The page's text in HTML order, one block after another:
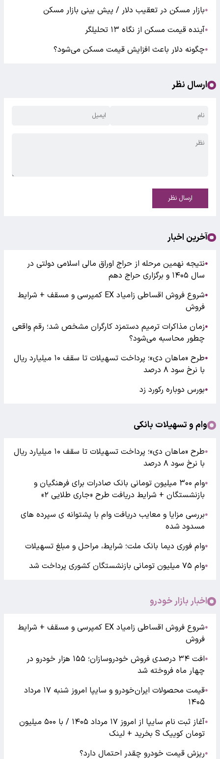
●بازار مسکن در تعقیب دلار / پیش بینی بازار مسکن
●آینده قیمت مسکن از نگاه ۱۳ تحلیلگر
●چگونه دلار باعث افزایش قیمت مسکن می‌شود؟
ارسال نظر
ارسال نظر
آخرین اخبار
●نتیجه نهمین مرحله از حراج اوراق مالی اسلامی دولتی در
سال ۱۴۰۵ و برگزاری حراج دهم
●
شروع فروش اقساطی زامیاد EX کمپرسی و مسقف + شرایط
فروش
●زمان مذاکرات ترمیم دستمزد کارگران مشخص شد؛ رقم واقعی
چطور محاسبه می‌شود؟
●
طرح «ماهان دی»؛ پرداخت تسهیلات تا سقف ۱۰ میلیارد ریال
با نرخ سود ۸ درصد
●بورس دوباره رکورد زد
وام و تسهیلات بانکی
●
طرح «ماهان دی»؛ پرداخت تسهیلات تا سقف ۱۰ میلیارد ریال
با نرخ سود ۸ درصد
●
وام ۳۰۰ میلیون تومانی بانک صادرات برای فرهنگیان و
بازنشستگان + شرایط دریافت طرح «جاری طلایی ۲»
●بررسی مزایا و معایب دریافت وام با پشتوانه ی سپرده های
مسدود شده
●وام فوری دیما بانک ملت؛ شرایط، مراحل و مبلغ تسهیلات
●وام ۷۵ میلیون تومانی بازنشستگان کشوری پرداخت شد
اخبار بازار خودرو
●
شروع فروش اقساطی زامیاد EX کمپرسی و مسقف + شرایط
فروش
●
افت ۳۴ درصدی فروش خودروسازان؛ ۱۵۵ هزار خودرو در
چهار ماه فروخته شد
●
قیمت محصولات ایران‌خودرو و سایپا امروز شنبه ۱۷ مرداد
۱۴۰۵
●
آغاز ثبت نام سایپا از امروز ۱۷ مرداد ۱۴۰۵ / با ۵۰۰ میلیون
تومان کوییک S بخرید + لینک
●ریزش قیمت خودرو چقدر احتمال دارد؟